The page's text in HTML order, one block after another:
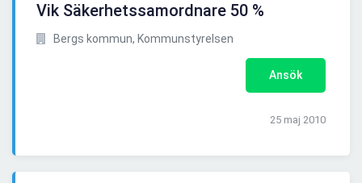
Vik Säkerhetssamordnare 50 %
Bergs kommun, Kommunstyrelsen
Ansök
25 maj 2010